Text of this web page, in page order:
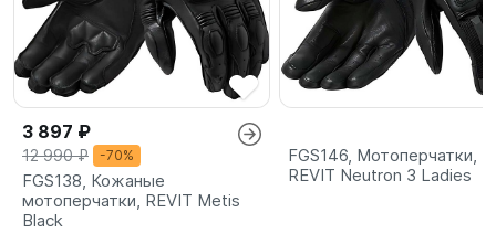
3 897 ₽
12 990 ₽ -70%
FGS138, Кожаные
мотоперчатки, REVIT Metis
Black
FGS146, Мотоперчатки,
REVIT Neutron 3 Ladies